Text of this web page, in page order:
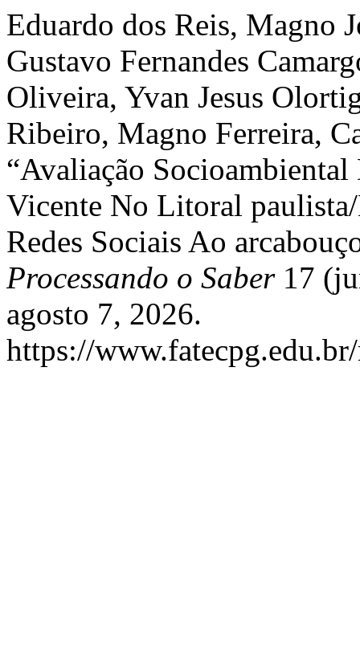
Eduardo dos Reis, Magno
Gustavo Fernandes
Oliveira, Yvan Jesus
Ribeiro, Magno Ferreira,
“Avaliação
Vicente No Litoral
Redes Sociais Ao
Processando o Saber17
agosto 7, 2026.
https://